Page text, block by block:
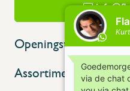
Openingstijden
Assortiment